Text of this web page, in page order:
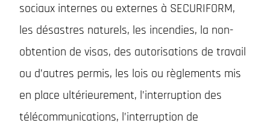
sociaux internes ou externes à SECURIFORM,
les désastres naturels, les incendies, la non-
obtention de visas, des autorisations de travail
ou d’autres permis, les lois ou règlements mis
en place ultérieurement, l’interruption des
télécommunications, l’interruption de